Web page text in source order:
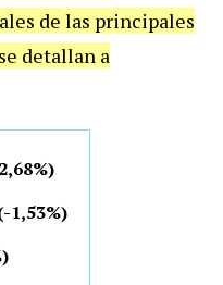
de las principales
detallan a
1,53%)